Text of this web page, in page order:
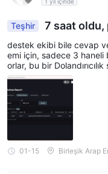
Teşhir 7 saat oldu,
destek ekibi bile cevap
emi için, sadece 3 haneli
orlar, bu bir
01-15 Birleşik Arap